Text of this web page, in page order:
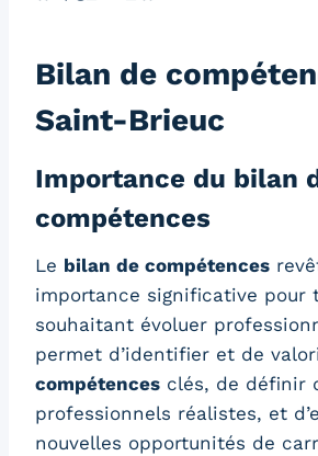
Bilan de
Saint-Brieuc
Importance du bilan
compétences
Le bilan de compétences
importance significative pour
souhaitant évoluer
permet d’identifier et de
compétences clés, de définir
professionnels réalistes, et
nouvelles opportunités de